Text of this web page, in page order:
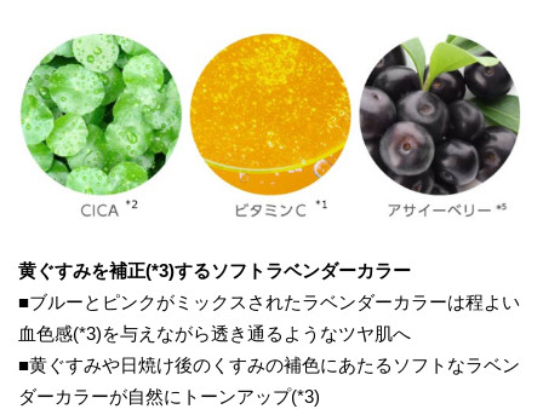
黄ぐすみを補正(*3)するソフトラベンダーカラー
■ブルーとピンクがミックスされたラベンダーカラーは程よい
血色感(*3)を与えながら透き通るようなツヤ肌へ
■黄ぐすみや日焼け後のくすみの補色にあたるソフトなラベン
ダーカラーが自然にトーンアップ(*3)